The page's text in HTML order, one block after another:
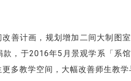
善计画，规划增加二间大制图
，于2016年5月景观学系「系
多教学空间，大幅改善师生教学